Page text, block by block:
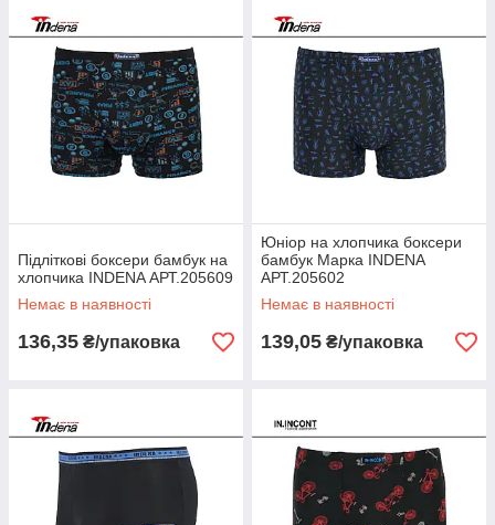
Підліткові боксери бамбук на
хлопчика INDENA АРТ.205609
Немає в наявності
136,35 ₴/упаковка
Юніор на хлопчика боксери
бамбук Марка INDENA
АРТ.205602
Немає в наявності
139,05 ₴/упаковка